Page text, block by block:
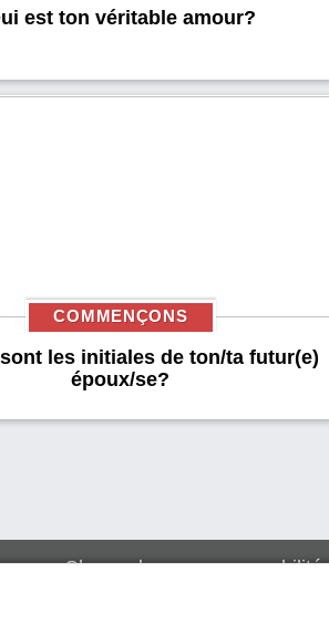
est ton véritable amour?
COMMENÇONS
les initiales de ton/ta futur(e)
époux/se?
Clause de non-